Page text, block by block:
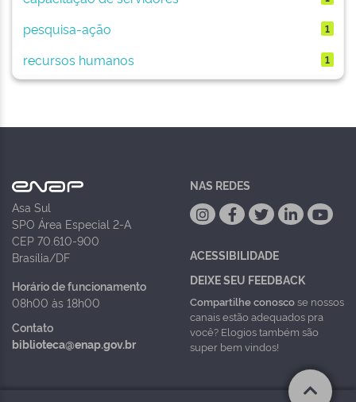
pesquisa-ação 1
recursos humanos 1
Asa Sul
SPO Área Especial 2-A
CEP 70.610-900
Brasília/DF
Horário de funcionamento
08h00 às 18h00
Contato
biblioteca@enap.gov.br
NAS REDES
ACESSIBILIDADE
DEIXE SEU FEEDBACK
Compartilhe conoscose nossos
canais estão adequados pra
você? Elogios também são
super bem vindos!